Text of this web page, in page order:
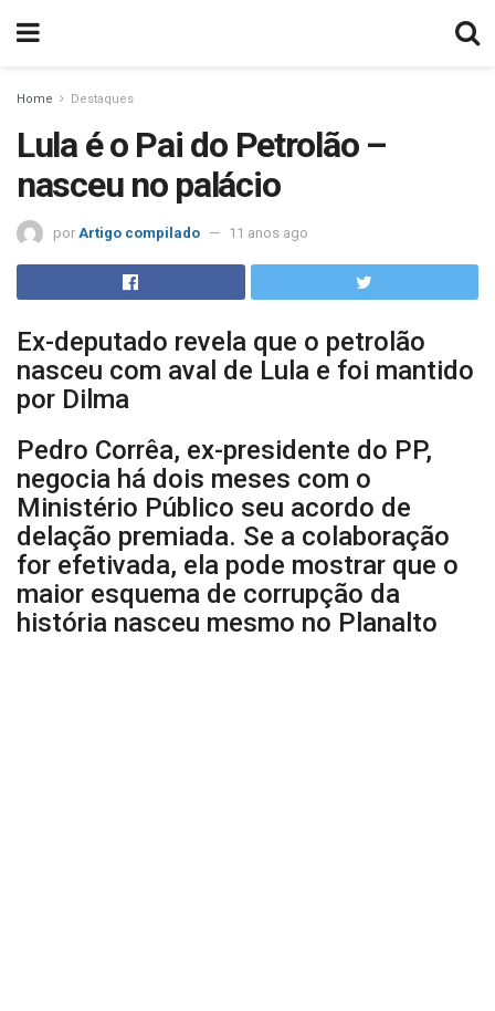
Home Destaques
Lula é o Pai do Petrolão –
nasceu no palácio
por Artigo compilado 11 anos ago
Ex-deputado revela que o petrolão
nasceu com aval de Lula e foi mantido
por Dilma
Pedro Corrêa, ex-presidente do PP,
negocia há dois meses com o
Ministério Público seu acordo de
delação premiada. Se a colaboração
for efetivada, ela pode mostrar que o
maior esquema de corrupção da
história nasceu mesmo no Planalto